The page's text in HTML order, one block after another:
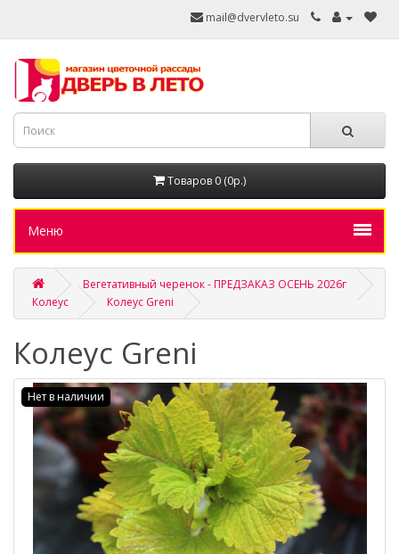
mail@dvervleto.su
Товаров 0 (0р.)
Меню
Вегетативный черенок - ПРЕДЗАКАЗ ОСЕНЬ 2026г
Колеус
Колеус Greni
Колеус Greni
Нет в наличии